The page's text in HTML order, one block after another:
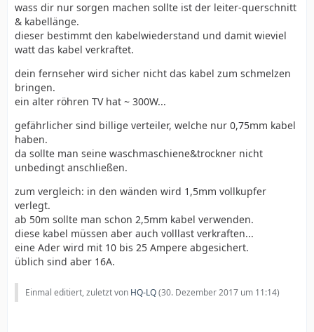
wass dir nur sorgen machen sollte ist der leiter-querschnitt
& kabellänge.
dieser bestimmt den kabelwiederstand und damit wieviel
watt das kabel verkraftet.
dein fernseher wird sicher nicht das kabel zum schmelzen
bringen.
ein alter röhren TV hat ~ 300W...
gefährlicher sind billige verteiler, welche nur 0,75mm kabel
haben.
da sollte man seine waschmaschiene&trockner nicht
unbedingt anschließen.
zum vergleich: in den wänden wird 1,5mm vollkupfer
verlegt.
ab 50m sollte man schon 2,5mm kabel verwenden.
diese kabel müssen aber auch volllast verkraften...
eine Ader wird mit 10 bis 25 Ampere abgesichert.
üblich sind aber 16A.
Einmal editiert, zuletzt von HQ-LQ(30. Dezember 2017 um 11:14)